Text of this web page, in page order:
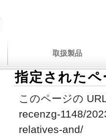
取扱製品
指定された
このページの
recenzg-1148/
relatives-and/